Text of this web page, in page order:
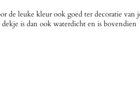
de leuke kleur ook goed ter decoratie van
is dan ook waterdicht en is bovendien